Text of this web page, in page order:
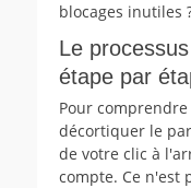
blocages inutiles
Le
étape par
Pour
décortiquer le
de votre clic à
compte. Ce n'est